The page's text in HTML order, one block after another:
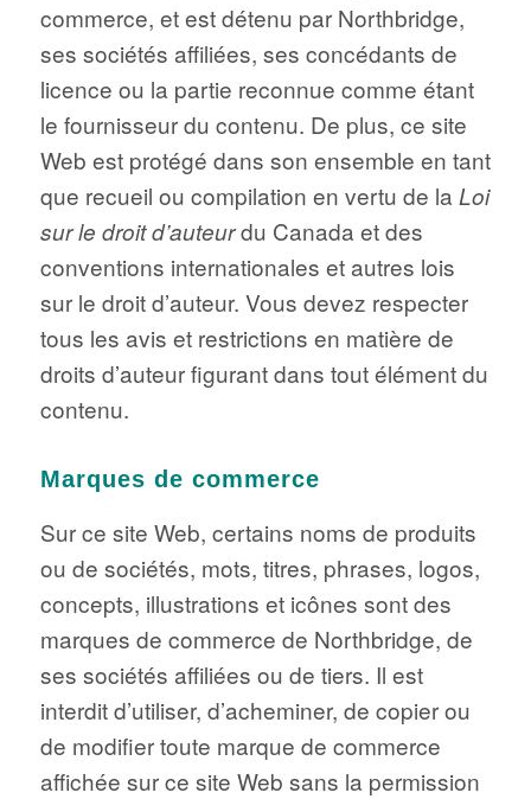
commerce, et est détenu par Northbridge,
ses sociétés affiliées, ses concédants de
licence ou la partie reconnue comme étant
le fournisseur du contenu. De plus, ce site
Web est protégé dans son ensemble en tant
que recueil ou compilation en vertu de la Loi
sur le droit d’auteurdu Canada et des
conventions internationales et autres lois
sur le droit d’auteur. Vous devez respecter
tous les avis et restrictions en matière de
droits d’auteur figurant dans tout élément du
contenu.
Marques de commerce
Sur ce site Web, certains noms de produits
ou de sociétés, mots, titres, phrases, logos,
concepts, illustrations et icônes sont des
marques de commerce de Northbridge, de
ses sociétés affiliées ou de tiers. Il est
interdit d’utiliser, d’acheminer, de copier ou
de modifier toute marque de commerce
affichée sur ce site Web sans la permission